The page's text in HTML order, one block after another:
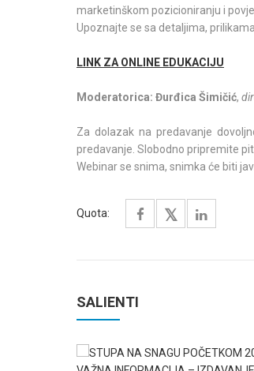
marketinškom pozicioniranju i
Upoznajte se sa detaljima,
LINK ZA ONLINE EDUKACIJU
Moderatorica: Đurđica Šimičić,
Za dolazak na predavanje
predavanje. Slobodno pripremite
Webinar se snima, snimka će biti
Quota:
SALIENTI